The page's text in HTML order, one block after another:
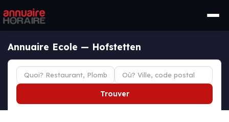
Annuaire Ecole — Hofstetten
Trouver